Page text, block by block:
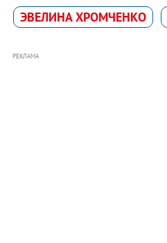
ЭВЕЛИНА ХРОМЧЕНКО
РЕКЛАМА